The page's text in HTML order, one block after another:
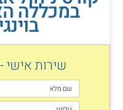
במכללה
שירות